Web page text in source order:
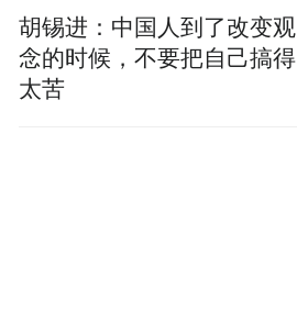
胡锡进：中国人到了改变观
念的时候，不要把自己搞得
太苦